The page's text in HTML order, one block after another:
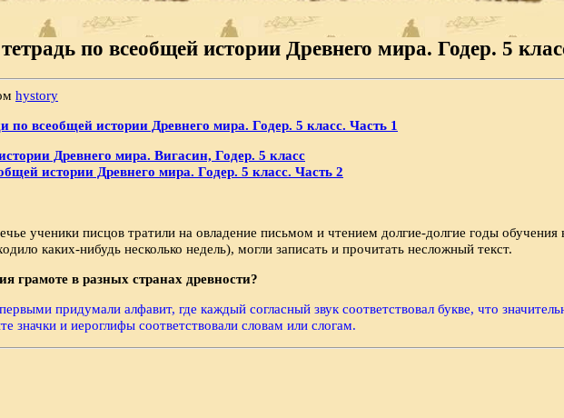
по всеобщей истории Древнего мира. Годер. 5
hystory
по всеобщей истории Древнего мира. Годер. 5 класс. Часть 1
Древнего мира. Вигасин, Годер. 5 класс
истории Древнего мира. Годер. 5 класс. Часть 2
уче­ники писцов тратили на овладение письмом и чтением долгие-долгие годы
каких-нибудь несколько не­дель), могли записать и прочитать несложный текст.
грамоте в разных странах древности?
придумали алфавит, где каждый согласный звук соответствовал букве, что
значки и иероглифы соответствовали словам или слогам.